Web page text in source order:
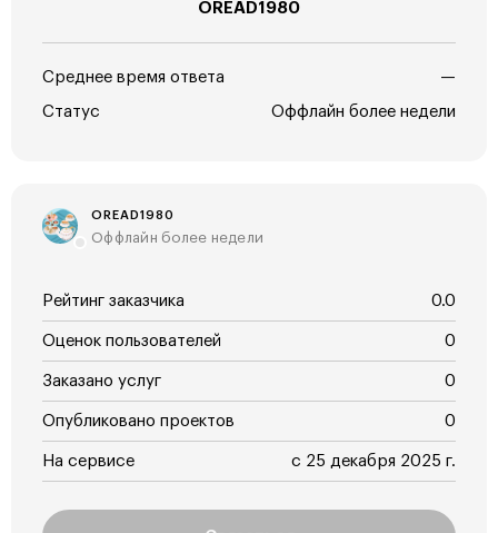
OREAD1980
Среднее время ответа —
Статус Оффлайн более недели
OREAD1980
Оффлайн более недели
Рейтинг заказчика 0.0
Оценок пользователей 0
Заказано услуг 0
Опубликовано проектов 0
На сервисе с 25 декабря 2025 г.